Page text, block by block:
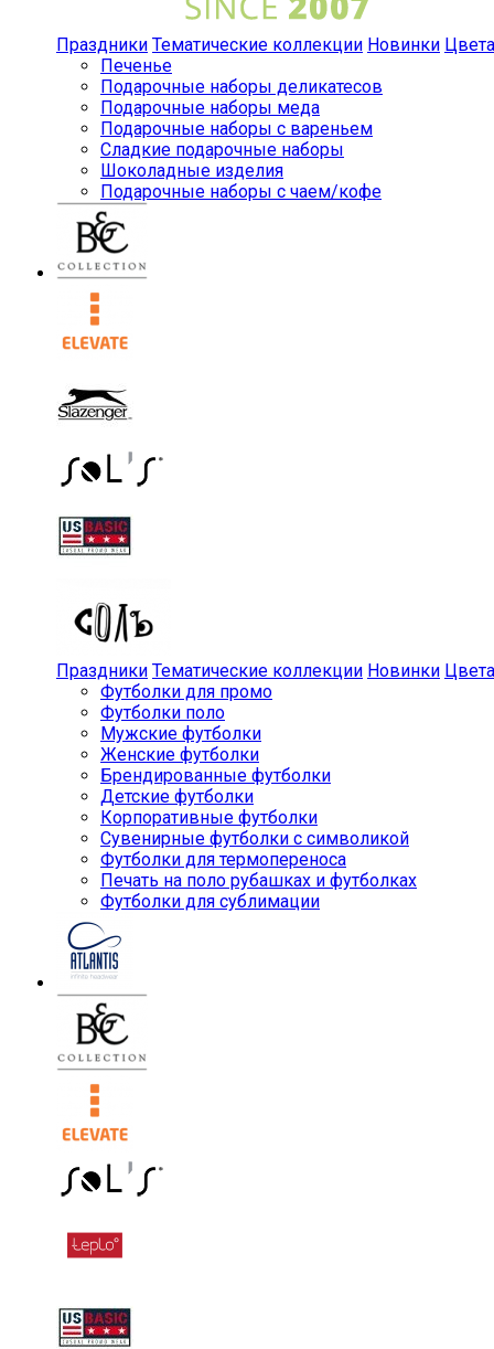
Праздники Тематические коллекции Новинки Цвета
Печенье
Подарочные наборы деликатесов
Подарочные наборы меда
Подарочные наборы с вареньем
Сладкие подарочные наборы
Шоколадные изделия
Подарочные наборы с чаем/кофе
Праздники Тематические коллекции Новинки Цвета
Футболки для промо
Футболки поло
Мужские футболки
Женские футболки
Брендированные футболки
Детские футболки
Корпоративные футболки
Сувенирные футболки с символикой
Футболки для термопереноса
Печать на поло рубашках и футболках
Футболки для сублимации